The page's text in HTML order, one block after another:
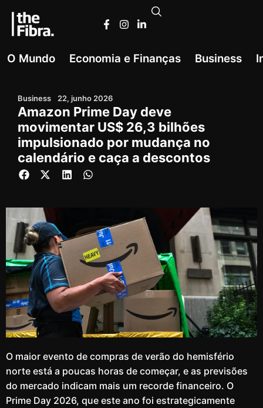
O Mundo Economia e Finanças Business
Business 22, junho 2026
Amazon Prime Day deve
movimentar US$ 26,3 bilhões
impulsionado por mudança no
calendário e caça a descontos
O maior evento de compras de verão do hemisfério
norte está a poucas horas de começar, e as previsões
do mercado indicam mais um recorde financeiro. O
Prime Day 2026, que este ano foi estrategicamente